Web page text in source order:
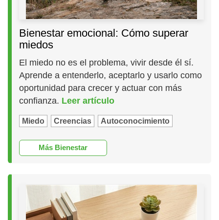
Bienestar emocional: Cómo superar
miedos
El miedo no es el problema, vivir desde él sí.
Aprende a entenderlo, aceptarlo y usarlo como
oportunidad para crecer y actuar con más
confianza. Leer artículo
Miedo Creencias Autoconocimiento
Más Bienestar